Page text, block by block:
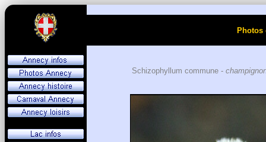
Schizophyllum commune -